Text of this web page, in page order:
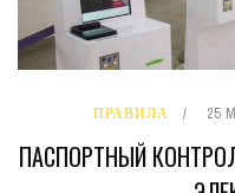
ПРАВИЛА 25
ПАСПОРТНЫЙ